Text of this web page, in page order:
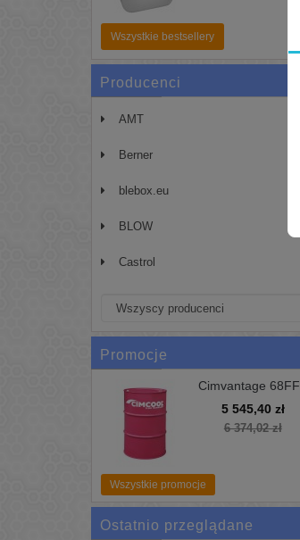
Wszystkie bestsellery
Producenci
AMT
Berner
blebox.eu
BLOW
Castrol
Promocje
Cimvantage 68FF
Chłodziwo Cimcool
5 545,40 zł
6 374,02 zł
Wszystkie promocje
Ostatnio przeglądane